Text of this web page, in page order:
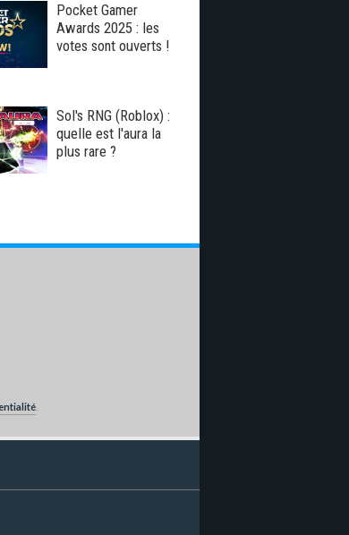
Pocket Gamer
Awards 2025 : les
votes sont ouverts !
Sol's RNG (Roblox) :
quelle est l'aura la
plus rare ?